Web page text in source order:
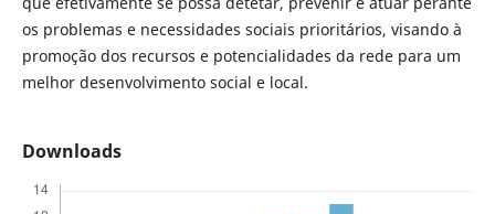
os problemas e necessidades sociais prioritários, visando à
promoção dos recursos e potencialidades da rede para um
melhor desenvolvimento social e local.
Downloads